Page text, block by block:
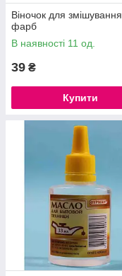
Віночок для змішування
фарб
В наявності 11 од.
39 ₴
Купити